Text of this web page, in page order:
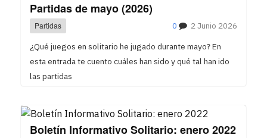
Partidas de mayo (2026)
Partidas 2 Junio 2026
0
¿Qué juegos en solitario he jugado durante mayo? En
esta entrada te cuento cuáles han sido y qué tal han ido
las partidas
Boletín Informativo Solitario: enero 2022